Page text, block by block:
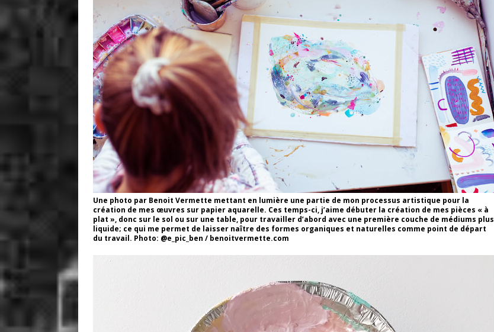
Une photo par Benoit Vermette mettant en lumière une partie de mon processus artistique pour la
création de mes œuvres sur papier aquarelle. Ces temps-ci, j’aime débuter la création de mes pièces « à
plat », donc sur le sol ou sur une table, pour travailler d’abord avec une première couche de médiums plus
liquide; ce qui me permet de laisser naître des formes organiques et naturelles comme point de départ
du travail. Photo: @e_pic_ben / benoitvermette.com